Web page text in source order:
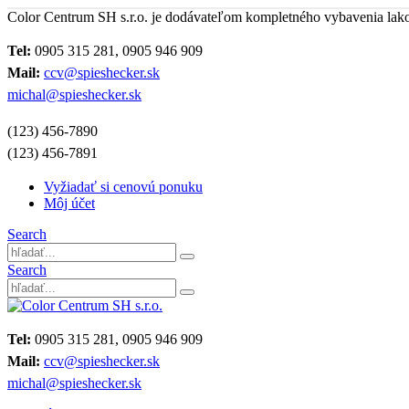
Color Centrum SH s.r.o. je dodávateľom kompletného vybavenia
Tel: 0905 315 281, 0905 946 909
Mail: ccv@spieshecker.sk
michal@spieshecker.sk
(123) 456-7890
(123) 456-7891
Vyžiadať si cenovú ponuku
Môj účet
Search
Search
Tel: 0905 315 281, 0905 946 909
Mail: ccv@spieshecker.sk
michal@spieshecker.sk